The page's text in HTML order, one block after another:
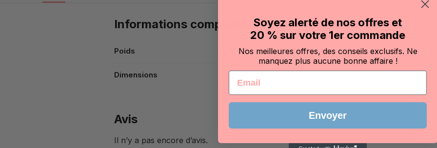
Informations complémentaires
Poids
Dimensions
Avis
Il n’y a pas encore d’avis.
Soyez alerté de nos offres et
20 % sur votre 1er commande
Nos meilleures offres, des conseils exclusifs. Ne
manquez plus aucune bonne affaire !
Email
Envoyer